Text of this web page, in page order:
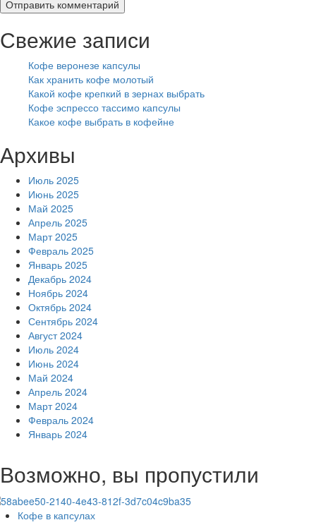
Свежие записи
Кофе веронезе капсулы
Как хранить кофе молотый
Какой кофе крепкий в зернах выбрать
Кофе эспрессо тассимо капсулы
Какое кофе выбрать в кофейне
Архивы
Июль 2025
Июнь 2025
Май 2025
Апрель 2025
Март 2025
Февраль 2025
Январь 2025
Декабрь 2024
Ноябрь 2024
Октябрь 2024
Сентябрь 2024
Август 2024
Июль 2024
Июнь 2024
Май 2024
Апрель 2024
Март 2024
Февраль 2024
Январь 2024
Возможно, вы пропустили
Кофе в капсулах